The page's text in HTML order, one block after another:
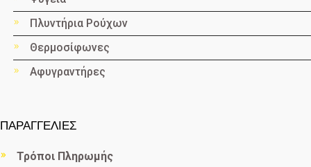
Πλυντήρια Ρούχων
Θερμοσίφωνες
Αφυγραντήρες
ΠΑΡΑΓΓΕΛΙΕΣ
Τρόποι Πληρωμής